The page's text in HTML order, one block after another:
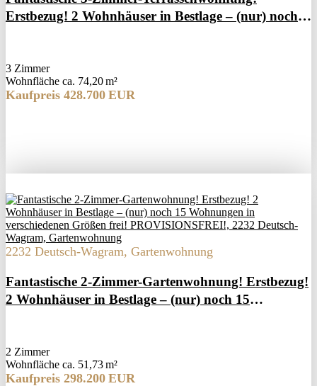
Erstbezug! 2 Wohnhäuser in Bestlage – (nur) noch
3 Zimmer
Wohnfläche ca. 74,20 m²
Kaufpreis 428.700 EUR
2232 Deutsch-Wagram, Gartenwohnung
Fantastische 2-Zimmer-Gartenwohnung! Erstbezug!
2 Wohnhäuser in Bestlage – (nur) noch 15
2 Zimmer
Wohnfläche ca. 51,73 m²
Kaufpreis 298.200 EUR